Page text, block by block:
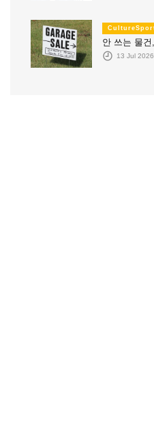
안 쓰는 물
13 Jul 2026